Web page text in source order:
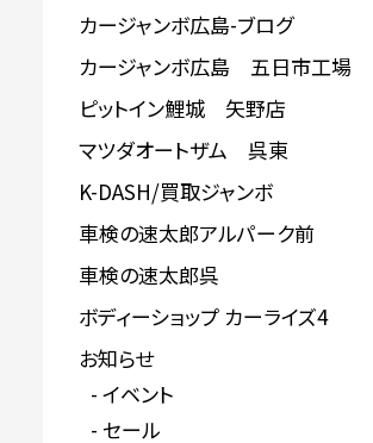
カージャンボ広島-ブログ
カージャンボ広島 五日市工場
ピットイン鯉城 矢野店
マツダオートザム 呉東
K-DASH/買取ジャンボ
車検の速太郎アルパーク前
車検の速太郎呉
ボディーショップ カーライズ4
お知らせ
イベント
セール